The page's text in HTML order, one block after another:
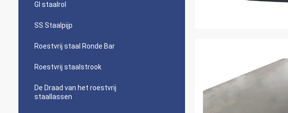
GI staalrol
SS Staalpijp
Roestvrij staal Ronde Bar
Roestvrij staalstrook
De Draad van het roestvrij
staallassen